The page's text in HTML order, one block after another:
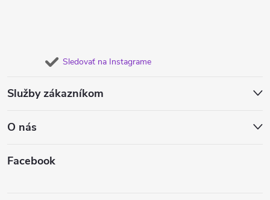
Sledovať na Instagrame
Služby zákazníkom
O nás
Facebook